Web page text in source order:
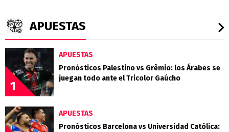
APUESTAS
1
APUESTAS
Pronósticos Palestino vs Grêmio: los Árabes se
juegan todo ante el Tricolor Gaúcho
APUESTAS
Pronósticos Barcelona vs Universidad Católica: